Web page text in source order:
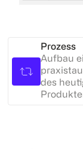
Prozess
Aufbau
des